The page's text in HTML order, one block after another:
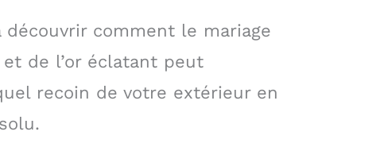
découvrir comment le mariage
de l’or éclatant peut
recoin de votre extérieur en